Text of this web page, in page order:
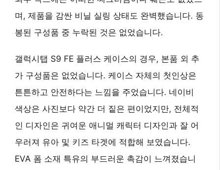
며, 제품을 감싼 비닐 실링 상태도 완벽했습니다. 동
봉된 구성품 중 누락된 것은 없었습니다.
갤럭시탭 S9 FE 플러스 케이스의 경우, 본품 외 추
가 구성품은 없었습니다. 케이스 자체의 첫인상은
튼튼하고 안전하다는 느낌을 주었습니다. 네이비
색상은 사진보다 약간 더 짙은 편이었지만, 전체적
인 디자인은 귀여운 애니멀 캐릭터 디자인과 잘 어
우러져 유아 및 키즈 타겟에 적합해 보였습니다.
EVA 폼 소재 특유의 부드러운 촉감이 느껴졌습니